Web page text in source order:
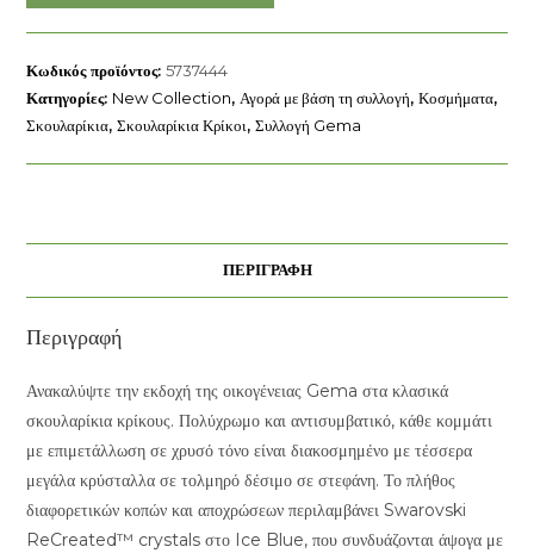
Μείξη
κοπών
Swarovski
ποσότητα
Κωδικός προϊόντος:5737444
Κατηγορίες: New Collection,Αγορά με βάση τη συλλογή,Κοσμήματα,
Σκουλαρίκια,Σκουλαρίκια Κρίκοι,Συλλογή Gema
ΠΕΡΙΓΡΑΦΉ
Περιγραφή
Ανακαλύψτε την εκδοχή της οικογένειας Gema στα κλασικά
σκουλαρίκια κρίκους. Πολύχρωμο και αντισυμβατικό, κάθε κομμάτι
με επιμετάλλωση σε χρυσό τόνο είναι διακοσμημένο με τέσσερα
μεγάλα κρύσταλλα σε τολμηρό δέσιμο σε στεφάνη. Το πλήθος
διαφορετικών κοπών και αποχρώσεων περιλαμβάνει Swarovski
ReCreated™ crystals στο Ice Blue, που συνδυάζονται άψογα με